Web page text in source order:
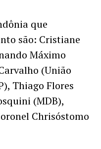
que
são: Cristiane
Máximo
(União
Thiago Flores
(MDB),
Chrisóstomo